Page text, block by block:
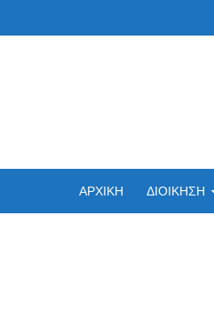
ΑΡΧΙΚΗ ΔΙΟΙΚΗΣΗ